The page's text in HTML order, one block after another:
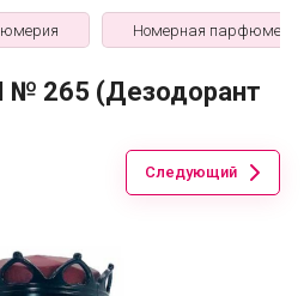
Номерная
№ 265 (Дезодорант
Следующий